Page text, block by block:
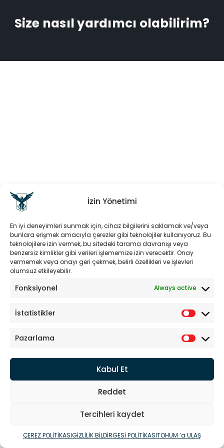
İzin Yönetimi
En iyi deneyimleri sunmak için, cihaz bilgilerini saklamak ve/veya
bunlara erişmek amacıyla çerezler gibi teknolojiler kullanıyoruz. Bu
teknolojilere izin vermek, bu sitedeki tarama davranışı veya
benzersiz kimlikler gibi verileri işlememize izin verecektir. Onay
vermemek veya onayı geri çekmek, belirli özellikleri ve işlevleri
olumsuz etkileyebilir.
Fonksiyonel Always active
İstatistikler
Pazarlama
Kabul Et
Reddet
Tercihleri kaydet
ÇEREZ POLİTİKASIGİZLİLİK BİLDİRGESİ POLİTİKASITOHUM ‘a ULAŞ
Size nasıl yardımcı olabilirim?